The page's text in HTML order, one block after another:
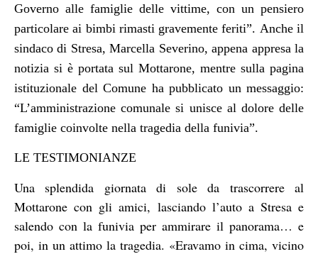
Governo alle famiglie delle vittime, con un pensiero
particolare ai bimbi rimasti gravemente feriti”. Anche il
sindaco di Stresa, Marcella Severino, appena appresa la
notizia si è portata sul Mottarone, mentre sulla pagina
istituzionale del Comune ha pubblicato un messaggio:
“L’amministrazione comunale si unisce al dolore delle
famiglie coinvolte nella tragedia della funivia”.
LE TESTIMONIANZE
Una splendida giornata di sole da trascorrere al
Mottarone con gli amici, lasciando l’auto a Stresa e
salendo con la funivia per ammirare il panorama… e
poi, in un attimo la tragedia. «Eravamo in cima, vicino